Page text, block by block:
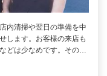
内清掃や翌日の準備を中
します。お客様の来店も
どは少なめです。その…